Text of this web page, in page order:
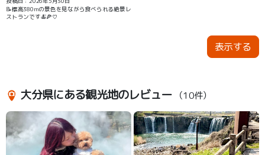
📝標高380mの景色を見ながら食べられる絶景レ
ストランです🍝🍕♡
表示する
大分県にある観光地のレビュー （10件）